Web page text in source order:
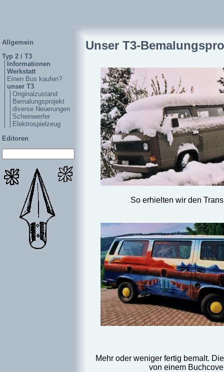
Allgemein
Typ 2 / T3
Informationen
Werkstatt
Einen Bus kaufen?
unser T3
Originalzustand
Bemalungsprojekt
diverse Neuerungen
Scheinwerfer
Elektrospielzeug
Editoren
Unser T3-
So erhielten wir den
Mehr oder weniger fertig bemalt.
von einem